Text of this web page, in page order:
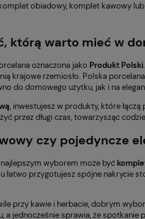
obiadowy, komplet kawowy
którą warto mieć w
oznaczona jako Produkt Polski
krajowe rzemiosło. Polska
do domowego użytku, jak i na
, inwestujesz w produkty, które
przez długi czas, towarzysząc
czy pojedyncze
wyborem może być
łatwo przygotujesz spójne nakrycie
przy kawie i herbacie, dobrym
jednocześnie sprawia, że spotkanie